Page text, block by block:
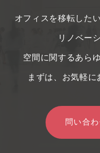
オフィスを移転した
リノベー
空間に関するあら
まずは、お気軽に
問い合